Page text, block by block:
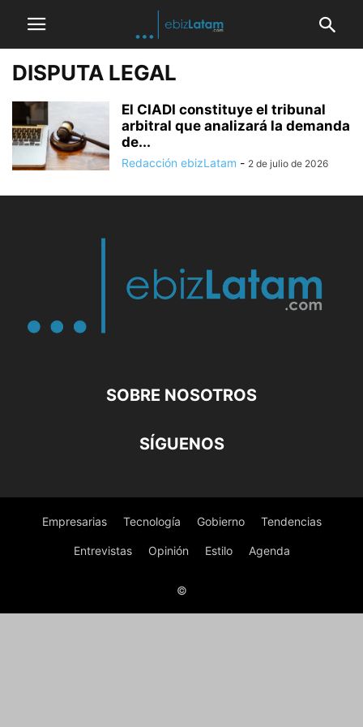
DISPUTA LEGAL
El CIADI constituye el tribunal
arbitral que analizará la demanda
de...
Redacción ebizLatam - 2 de julio de 2026
SOBRE NOSOTROS
SÍGUENOS
Empresarias Tecnología Gobierno Tendencias
Entrevistas Opinión Estilo Agenda
©